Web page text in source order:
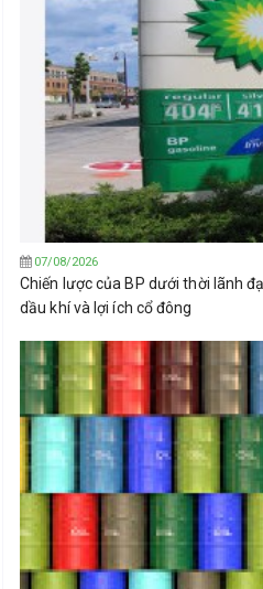
07/08/2026
Chiến lược của BP dưới thời lãnh
dầu khí và lợi ích cổ đông